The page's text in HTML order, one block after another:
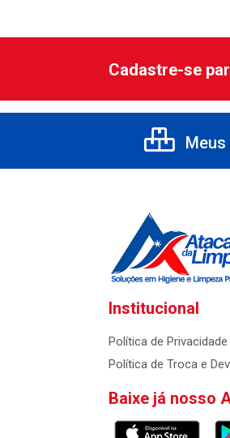
Cadastre-se
Institucional
Política de Privacidade
Política de Troca e
Baixe já nosso